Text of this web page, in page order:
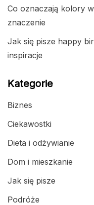
Co oznaczają kolory
znaczenie
Jak się pisze happy
inspiracje
Kategorie
Biznes
Ciekawostki
Dieta i odżywianie
Dom i mieszkanie
Jak się pisze
Podróże